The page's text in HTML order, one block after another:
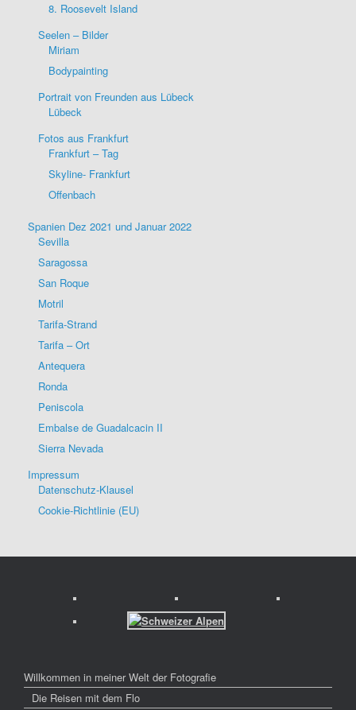
8. Roosevelt Island
Seelen – Bilder
Miriam
Bodypainting
Portrait von Freunden aus Lübeck
Lübeck
Fotos aus Frankfurt
Frankfurt – Tag
Skyline- Frankfurt
Offenbach
Spanien Dez 2021 und Januar 2022
Sevilla
Saragossa
San Roque
Motril
Tarifa-Strand
Tarifa – Ort
Antequera
Ronda
Peniscola
Embalse de Guadalcacin II
Sierra Nevada
Impressum
Datenschutz-Klausel
Cookie-Richtlinie (EU)
Willkommen in meiner Welt der Fotografie
Die Reisen mit dem Flo